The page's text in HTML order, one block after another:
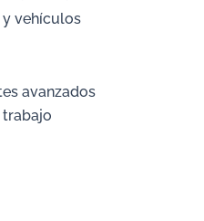
vehículos
avanzados